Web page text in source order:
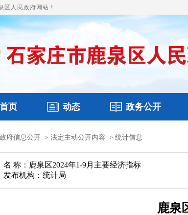
区人民政府网站！
首页 动态
国务要闻 鹿泉要闻 图片新闻
政务公开
本区文件 财政预决算
政府信息公开 > 法定主动公开内容 > 统计信息
名 称：鹿泉区2024年1-9月主要经济指标
发布机构：统计局
鹿泉